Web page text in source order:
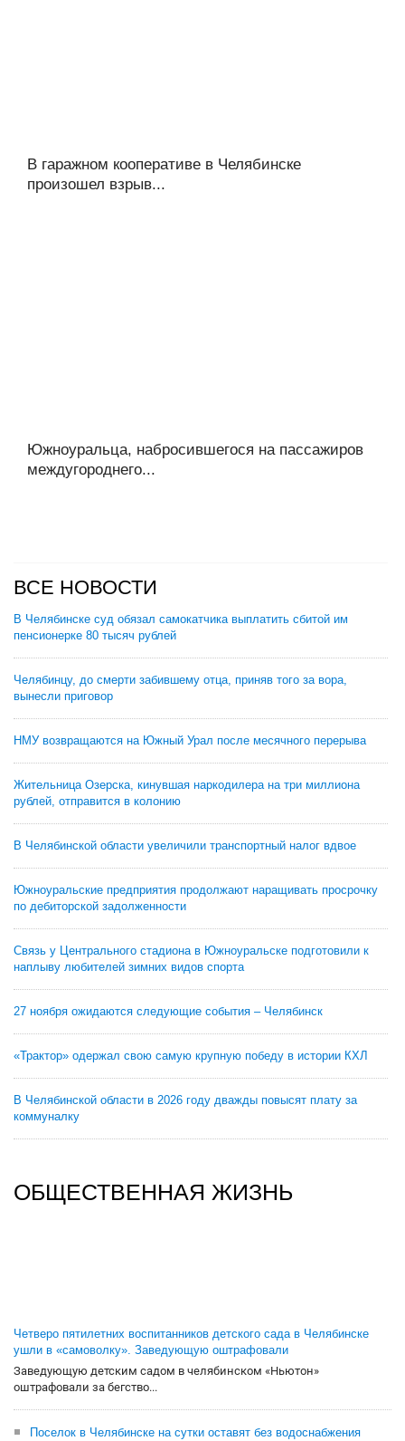
В гаражном кооперативе в Челябинске
произошел взрыв...
Южноуральца, набросившегося на пассажиров
междугороднего...
ВСЕ НОВОСТИ
В Челябинске суд обязал самокатчика выплатить сбитой им
пенсионерке 80 тысяч рублей
Челябинцу, до смерти забившему отца, приняв того за вора,
вынесли приговор
НМУ возвращаются на Южный Урал после месячного перерыва
Жительница Озерска, кинувшая наркодилера на три миллиона
рублей, отправится в колонию
В Челябинской области увеличили транспортный налог вдвое
Южноуральские предприятия продолжают наращивать просрочку
по дебиторской задолженности
Связь у Центрального стадиона в Южноуральске подготовили к
наплыву любителей зимних видов спорта
27 ноября ожидаются следующие события – Челябинск
«Трактор» одержал свою самую крупную победу в истории КХЛ
В Челябинской области в 2026 году дважды повысят плату за
коммуналку
ОБЩЕСТВЕННАЯ ЖИЗНЬ
Четверо пятилетних воспитанников детского сада в Челябинске
ушли в «самоволку». Заведующую оштрафовали
Заведующую детским садом в челябинском «Ньютон»
оштрафовали за бегство...
Поселок в Челябинске на сутки оставят без водоснабжения